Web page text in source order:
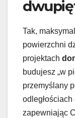
Tak,
powierzchni
projektach
budujesz „w
przemyślany
zapewniając